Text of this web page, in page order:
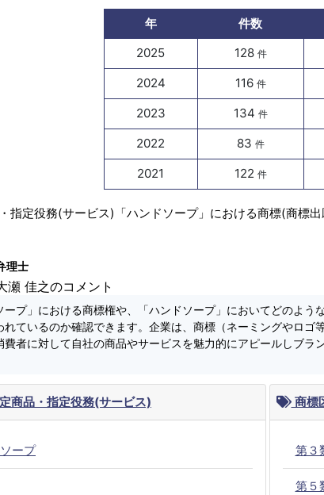
年 件数
2025
128 件
2024 116 件
2023 134 件
2022 83 件
2021 122 件
指定役務(サービス)「ハンドソープ」における商標(商標
理士
瀬 佳之のコメント
ープ」における商標権や、「ハンドソープ」においてどのよう
れているのか確認できます。企業は、商標（ネーミングやロゴ
費者に対して自社の商品やサービスを魅力的にアピールしブラ
商品・指定役務(サービス)
ープ
商標
第３
第５